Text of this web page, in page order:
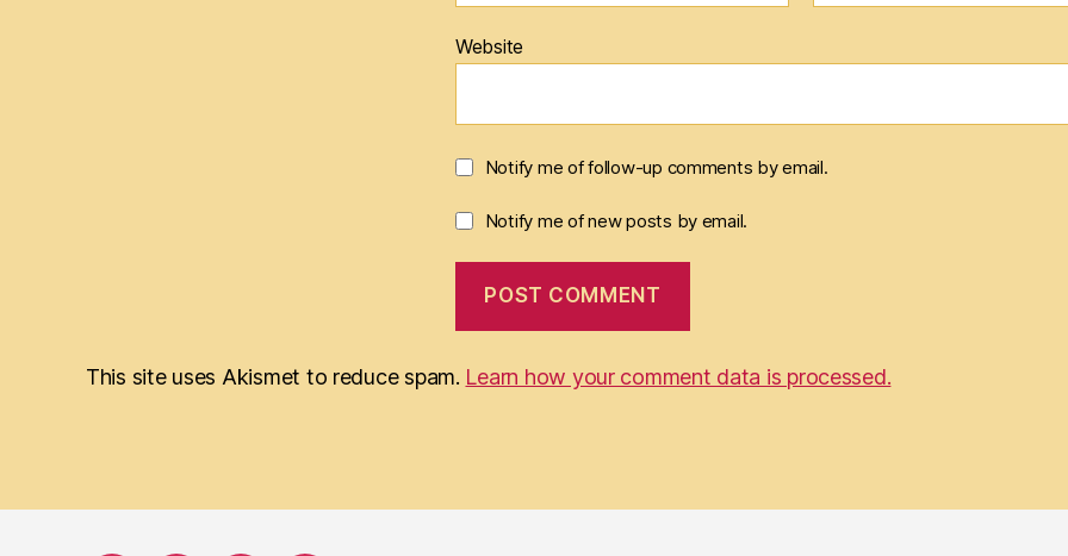
Website
Notify me of follow-up comments by email.
Notify me of new posts by email.
This site uses Akismet to reduce spam. Learn how your comment data is processed.